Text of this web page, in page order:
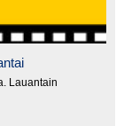
Lauantain